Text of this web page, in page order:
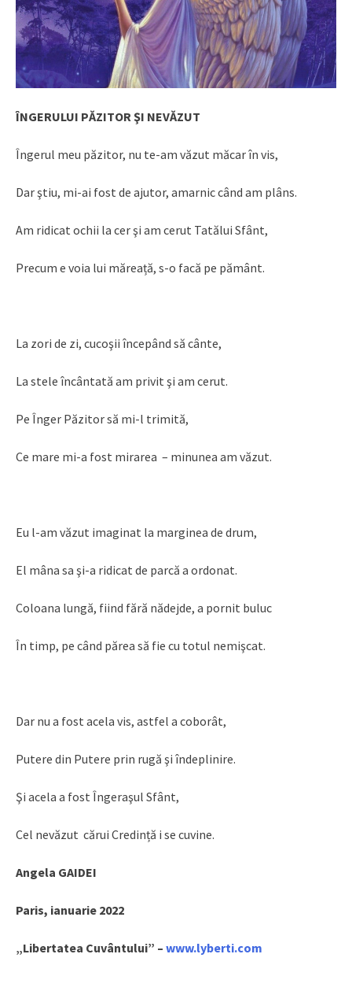
ÎNGERULUI PĂZITOR ŞI NEVĂZUT
Îngerul meu păzitor, nu te-am văzut măcar în vis,
Dar ştiu, mi-ai fost de ajutor, amarnic când am plâns.
Am ridicat ochii la cer şi am cerut Tatălui Sfânt,
Precum e voia lui măreață, s-o facă pe pământ.
La zori de zi, cucoşii începând să cânte,
La stele încântată am privit şi am cerut.
Pe Înger Păzitor să mi-l trimită,
Ce mare mi-a fost mirarea – minunea am văzut.
Eu l-am văzut imaginat la marginea de drum,
El mâna sa şi-a ridicat de parcă a ordonat.
Coloana lungă, fiind fără nădejde, a pornit buluc
În timp, pe când părea să fie cu totul nemişcat.
Dar nu a fost acela vis, astfel a coborât,
Putere din Putere prin rugă şi îndeplinire.
Şi acela a fost Îngeraşul Sfânt,
Cel nevăzut cărui Credință i se cuvine.
Angela GAIDEI
Paris, ianuarie 2022
„Libertatea Cuvântului” – www.lyberti.com